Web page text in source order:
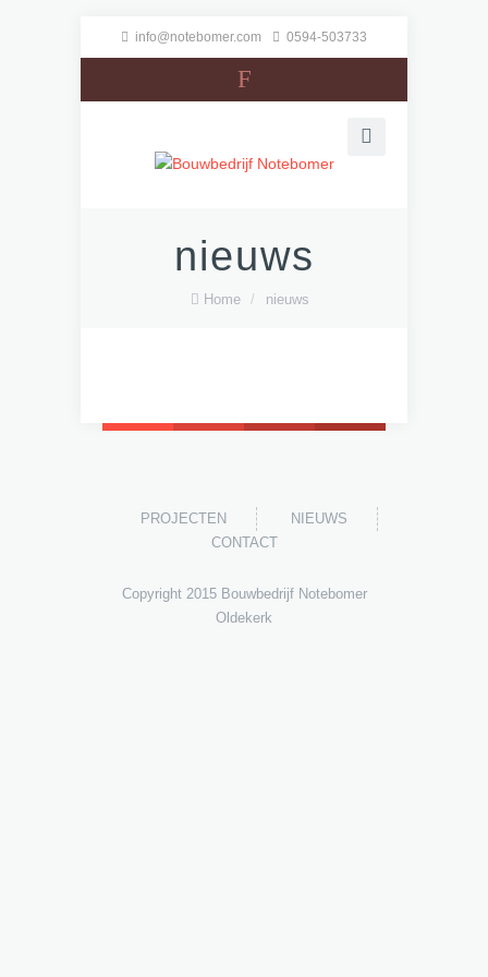
info@notebomer.com 0594-503733
F
nieuws
Home / nieuws
PROJECTEN
NIEUWS
CONTACT
Copyright 2015 Bouwbedrijf Notebomer
Oldekerk